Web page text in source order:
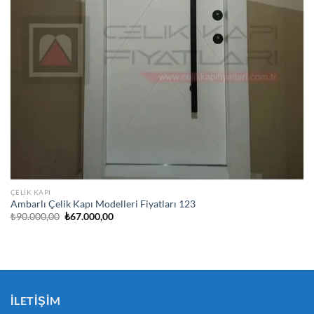
ÇELIK KAPI
Ambarlı Çelik Kapı Modelleri Fiyatları 123
₺90.000,00 Orijinal
₺67.000,00Şu
İLETIŞIM